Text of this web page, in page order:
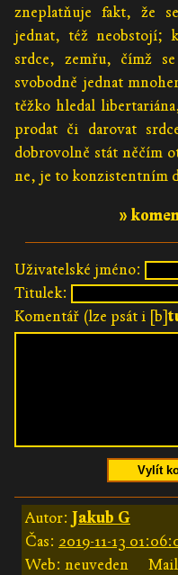
zneplatňuje fakt, že
jednat, též neobstojí;
srdce, zemřu, čímž se
svobodně jednat
těžko hledal
prodat či darovat
dobrovolně stát něčím
ne, je to konzistentním
»
Uživatelské jméno:
Titulek:
Komentář (lze psát i [b]
Vylít
Autor: Jakub G
Čas: 2019-11-13
Web: neuveden